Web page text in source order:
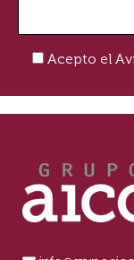
Acepto el